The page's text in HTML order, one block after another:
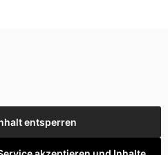
entsperren